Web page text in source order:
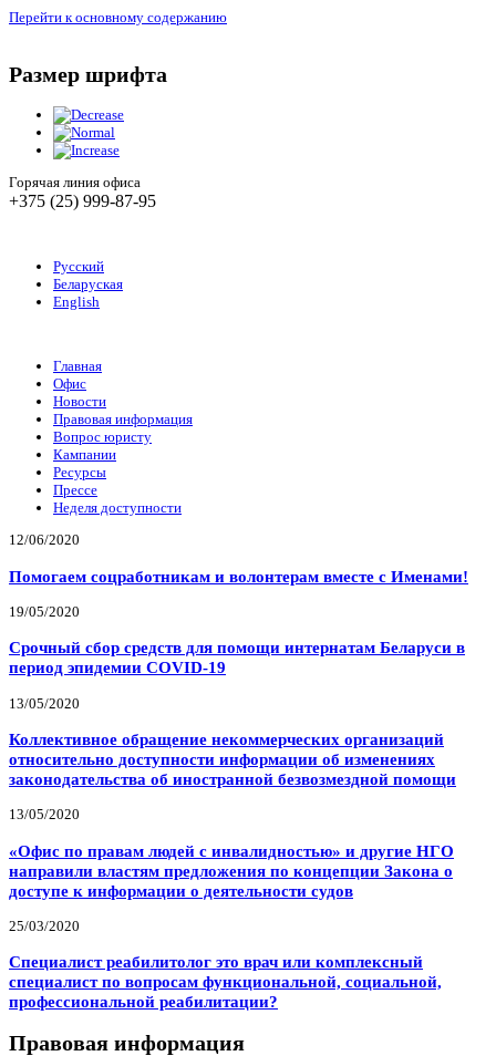
Перейти к основному содержанию
Размер шрифта
Горячая линия офиса
+375 (25) 999-87-95
Русский
Беларуская
English
Главная
Офис
Новости
Правовая информация
Вопрос юристу
Кампании
Ресурсы
Прессе
Неделя доступности
12/06/2020
Помогаем соцработникам и волонтерам вместе с Именами!
19/05/2020
Срочный сбор средств для помощи интернатам Беларуси в
период эпидемии COVID-19
13/05/2020
Коллективное обращение некоммерческих организаций
относительно доступности информации об изменениях
законодательства об иностранной безвозмездной помощи
13/05/2020
«Офис по правам людей с инвалидностью» и другие НГО
направили властям предложения по концепции Закона о
доступе к информации о деятельности судов
25/03/2020
Специалист реабилитолог это врач или комплексный
специалист по вопросам функциональной, социальной,
профессиональной реабилитации?
Правовая информация